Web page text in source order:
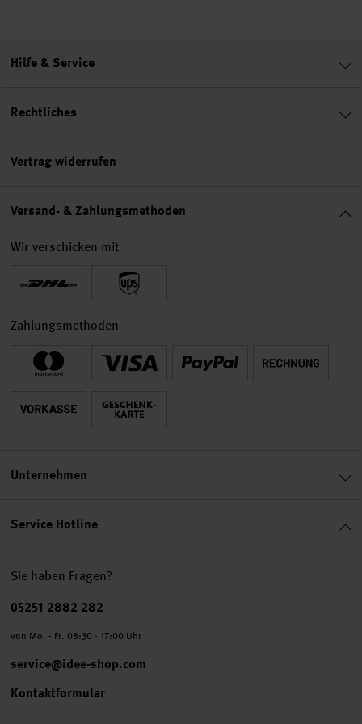
Service Hotline
Sie haben Fragen?
Telefonnummer
05251 2882 282
von Mo. - Fr. 08:30 - 17:00 Uhr
service@idee-shop.com
Kontaktformular
Hilfe & Service
Rechtliches
Vertrag widerrufen
Versand- & Zahlungsmethoden
Wir verschicken mit
Zahlungsmethoden
Unternehmen